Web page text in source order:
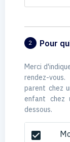
2 Pour
Merci
rendez-
parent chez
enfant chez
dessous.
check_box